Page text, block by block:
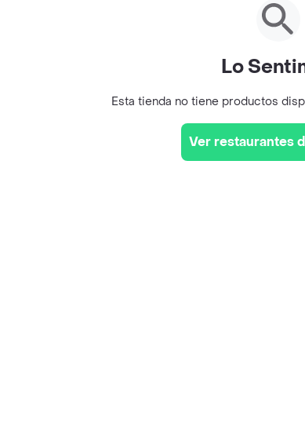
Lo
Esta tienda no tiene productos
Ver restaurantes